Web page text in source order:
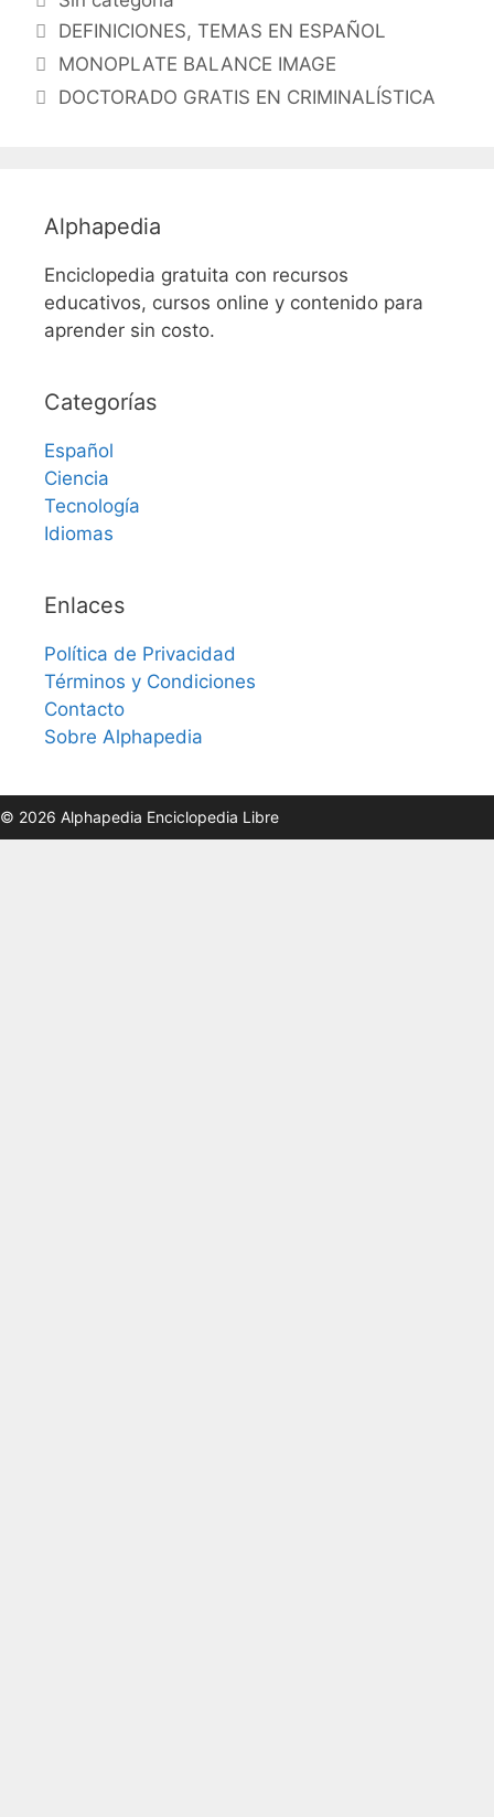
Etiquetas
DEFINICIONES,TEMAS EN ESPAÑOL
MONOPLATE BALANCE IMAGE
DOCTORADO GRATIS EN CRIMINALÍSTICA
Alphapedia
Enciclopedia gratuita con recursos
educativos, cursos online y contenido para
aprender sin costo.
Categorías
Español
Ciencia
Tecnología
Idiomas
Enlaces
Política de Privacidad
Términos y Condiciones
Contacto
Sobre Alphapedia